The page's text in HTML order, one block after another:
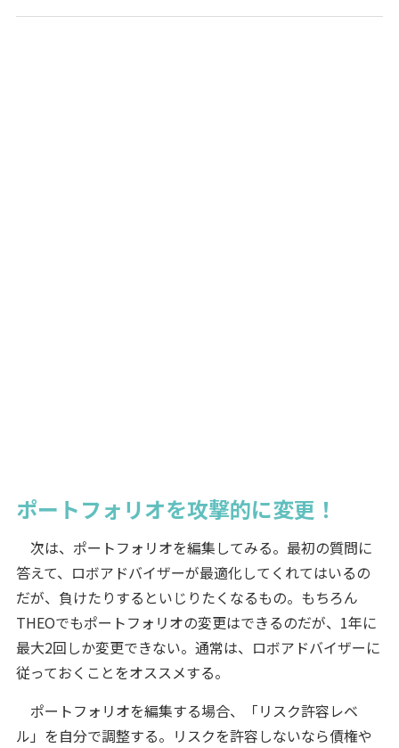
ポートフォリオを攻撃的に変更！
次は、ポートフォリオを編集してみる。最初の質問に
答えて、ロボアドバイザーが最適化してくれてはいるの
だが、負けたりするといじりたくなるもの。もちろん
THEOでもポートフォリオの変更はできるのだが、1年に
最大2回しか変更できない。通常は、ロボアドバイザーに
従っておくことをオススメする。
ポートフォリオを編集する場合、「リスク許容レベ
ル」を自分で調整する。リスクを許容しないなら債権や